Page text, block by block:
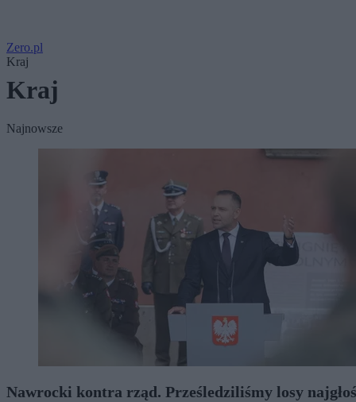
Zero.pl
Kraj
Kraj
Najnowsze
Nawrocki kontra rząd. Prześledziliśmy losy